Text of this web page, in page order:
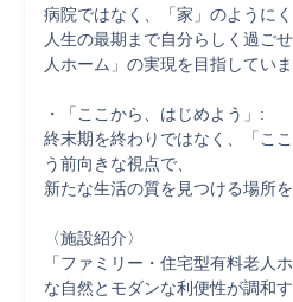
病院ではなく、「家」のようにく
人生の最期まで自分らしく過ご
人ホーム」の実現を目指していま
・「ここから、はじめよう」:
終末期を終わりではなく、「こ
う前向きな視点で、
新たな生活の質を見つける場所を
〈施設紹介〉
「ファミリー・住宅型有料老人
な自然とモダンな利便性が調和